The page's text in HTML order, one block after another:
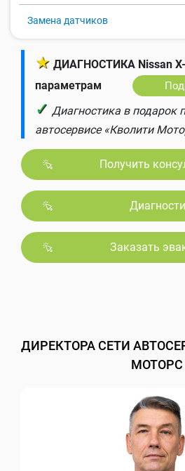
Замена датчиков
★ ДИАГНОСТИКА Nissan
параметрам
✓ Диагностика в подарок
автосервисе «Кволити
Получить
Заказать
ДИРЕКТОРА СЕТИ
МОТОРС